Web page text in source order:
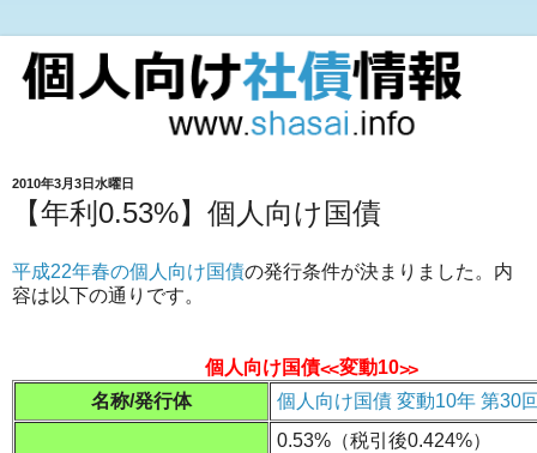
2010年3月3日水曜日
【年利0.53%】個人向け国債
平成22年春の個人向け国債の発行条件が決まりました。内
容は以下の通りです。
個人向け国債≪変動10≫
名称/発行体
個人向け国債 変動10年 第30
0.53%（税引後0.424%）